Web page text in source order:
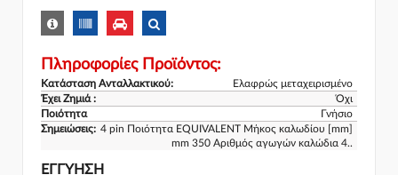
Πληροφορίες Προϊόντος:
Κατάσταση Ανταλλακτικού:
Ελαφρώς μεταχειρισμένο
Έχει Ζημιά :
Όχι
Ποιότητα
Γνήσιο
Σημειώσεις: 4 pin Ποιότητα EQUIVALENT Μήκος καλωδίου [mm]
mm 350 Αριθμός αγωγών καλώδια 4..
ΕΓΓΎΗΣΗ